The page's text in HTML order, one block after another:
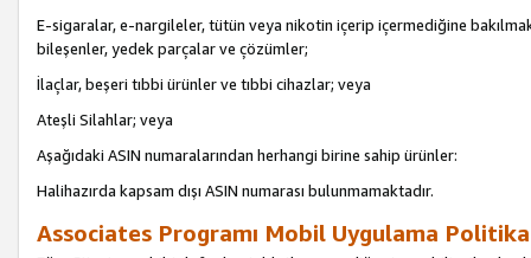
E-sigaralar, e-nargileler, tütün veya nikotin içerip içermediğine
bileşenler, yedek parçalar ve çözümler;
İlaçlar, beşeri tıbbi ürünler ve tıbbi cihazlar; veya
Ateşli Silahlar; veya
Aşağıdaki ASIN numaralarından herhangi birine sahip ürünler:
Halihazırda kapsam dışı ASIN numarası bulunmamaktadır.
Associates Programı Mobil Uygulama